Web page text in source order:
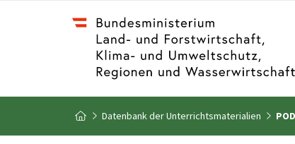
Zum Inhalt
Zum Inhaltsverzeichnis
Zur Startseite
Datenbank der Unterrichtsmaterialien